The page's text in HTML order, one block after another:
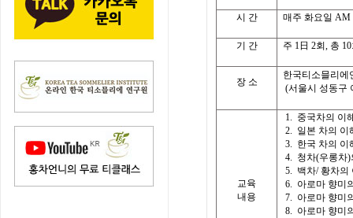
시 간 매주 화요일 AM
기 간 주 1日 2회, 총 10
장 소
한국티소믈리에
(서울시 성동구
교육
내용
1. 중국차의 이
2. 일본 차의 이
3. 한국 차의 이
4. 청차(우롱차)
5. 백차/황차의
6. 아로마 향미
7. 아로마 향미
8. 아로마 향미